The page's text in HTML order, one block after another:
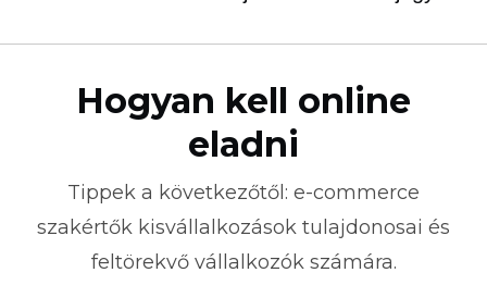
Hogyan kell online
eladni
Tippek a következőtől: e-commerce
szakértők kisvállalkozások tulajdonosai és
feltörekvő vállalkozók számára.